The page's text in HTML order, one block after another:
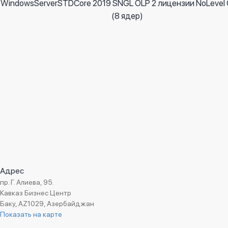
Подробнее
WindowsServerSTDCore 2019 SNGL OLP 2 лицензии NoLevel
(8 ядер)
Адрес
пр. Г. Алиева, 95.
Кавказ Бизнес Центр
Баку, AZ1029, Азербайджан
Показать на карте